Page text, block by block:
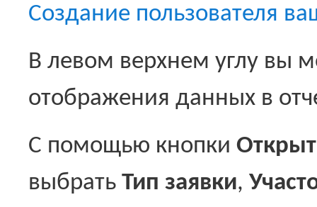
Создание пользователя
В левом верхнем углу вы
отображения данных в
С помощью кнопки
выбрать Тип заявки,